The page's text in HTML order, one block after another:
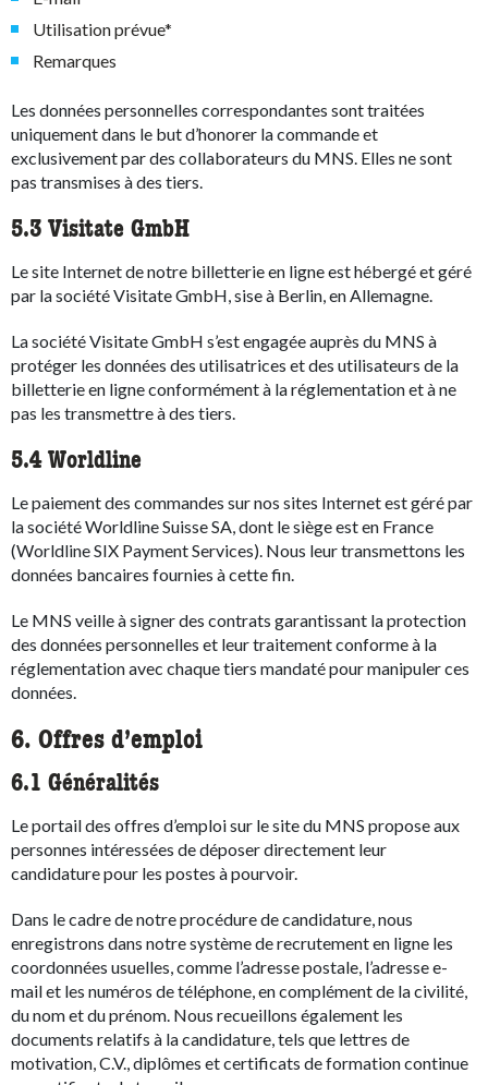
Utilisation prévue*
Remarques
Les données personnelles correspondantes sont traitées
uniquement dans le but d’honorer la commande et
exclusivement par des collaborateurs du MNS. Elles ne sont
pas transmises à des tiers.
5.3 Visitate GmbH
Le site Internet de notre billetterie en ligne est hébergé et géré
par la société Visitate GmbH, sise à Berlin, en Allemagne.
La société Visitate GmbH s’est engagée auprès du MNS à
protéger les données des utilisatrices et des utilisateurs de la
billetterie en ligne conformément à la réglementation et à ne
pas les transmettre à des tiers.
5.4 Worldline
Le paiement des commandes sur nos sites Internet est géré par
la société Worldline Suisse SA, dont le siège est en France
(Worldline SIX Payment Services). Nous leur transmettons les
données bancaires fournies à cette fin.
Le MNS veille à signer des contrats garantissant la protection
des données personnelles et leur traitement conforme à la
réglementation avec chaque tiers mandaté pour manipuler ces
données.
6. Offres d’emploi
6.1 Généralités
Le portail des offres d’emploi sur le site du MNS propose aux
personnes intéressées de déposer directement leur
candidature pour les postes à pourvoir.
Dans le cadre de notre procédure de candidature, nous
enregistrons dans notre système de recrutement en ligne les
coordonnées usuelles, comme l’adresse postale, l’adresse e-
mail et les numéros de téléphone, en complément de la civilité,
du nom et du prénom. Nous recueillons également les
documents relatifs à la candidature, tels que lettres de
motivation, C.V., diplômes et certificats de formation continue